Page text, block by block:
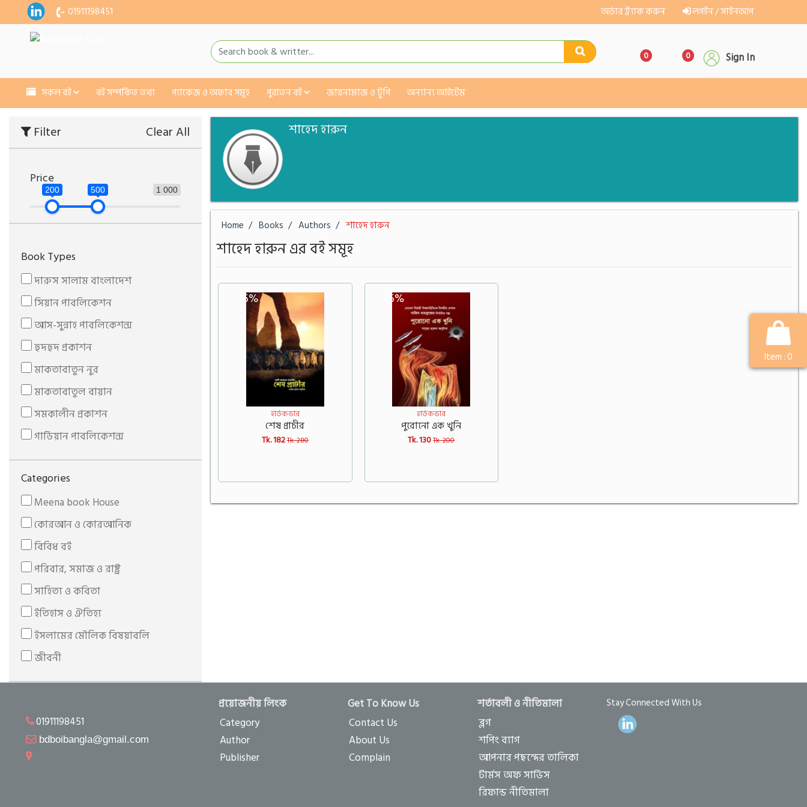
01911198451 অর্ডার ট্র্যাক করুন লগইন / সাইনআপ
0 0 Sign In
সকল বই বই সম্পর্কিত তথ্য প্যাকেজ ও অফার সমূহ পুরাতন বই জায়নামাজ ও টুপি অন্যান্য আইটেম
Filter Clear All
Price
1 000
200 500
Book Types
দারুস সালাম বাংলাদেশ
সিয়ান পাবলিকেশন
আস-সুন্নাহ পাবলিকেশন্স
হুদহুদ প্রকাশন
মাকতাবাতুন নুর
মাকতাবাতুল বায়ান
সমকালীন প্রকাশন
গার্ডিয়ান পাবলিকেশন্স
প্রজন্ম পাবলিকেশন
রুহামা পাবলিকেশন
শব্দতরু
আযান প্রকাশনী
হাসানাহ পাবলিকেশন
আলোকিত প্রকাশনী
মাকতাবাতুল হাসান
মুহাম্মদ পাবলিকেশন
কালান্তর প্রকাশনী
মাকতাবাতুল আসলাফ
মাকতাবাতুল আযহার
তাযকিয়া পাবলিকেশন্স
ওয়াফি পাবলিকেশন
Categories
Meena book House
কোরআন ও কোরআনিক
বিবিধ বই
পরিবার, সমাজ ও রাষ্ট্র
সাহিত্য ও কবিতা
ইতিহাস ও ঐতিহ্য
ইসলামের মৌলিক বিষয়াবলি
জীবনী
নারী
শিশু-কিশোর
প্যাকেজ
শাহেদ হারুন
Home Books Authors শাহেদ হারুন
শাহেদ হারুন এর বই সমূহ
35%
হার্ডকভার
শেষ প্রাচীর
Tk. 182Tk. 280
35%
হার্ডকভার
পুরোনো এক খুনি
Tk. 130Tk. 200
01911198451
bdboibangla@gmail.com
প্রয়োজনীয় লিংক
Category
Author
Publisher
Get To Know Us
Contact Us
About Us
Complain
শর্তাবলী ও নীতিমালা
ব্লগ
শপিং ব্যাগ
আপনার পছন্দের তালিকা
টার্মস অফ সার্ভিস
রিফান্ড নীতিমালা
Stay Connected With Us
Item :0